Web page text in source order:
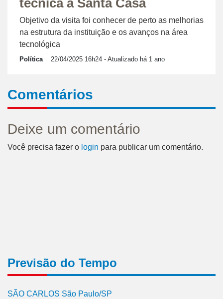
técnica a Santa Casa
Objetivo da visita foi conhecer de perto as melhorias
na estrutura da instituição e os avanços na área
tecnológica
Política 22/04/2025 16h24 - Atualizado há 1 ano
Comentários
Deixe um comentário
Você precisa fazer o login para publicar um comentário.
Previsão do Tempo
SÃO CARLOS São Paulo/SP